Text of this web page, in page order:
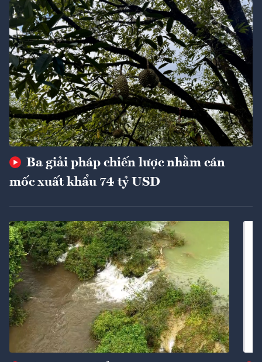
Ba giải pháp chiến lược nhằm cán
mốc xuất khẩu 74 tỷ USD